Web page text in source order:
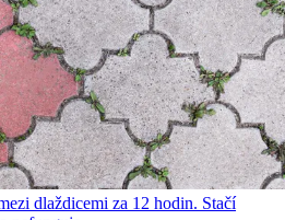
dlaždicemi za 12 hodin. Stačí